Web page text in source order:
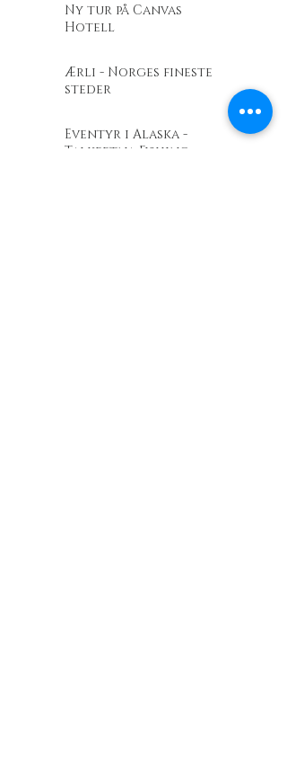
Ny tur på Canvas
Hotell
Ærli - Norges fineste
steder
Eventyr i Alaska -
Talkeetna Fishing